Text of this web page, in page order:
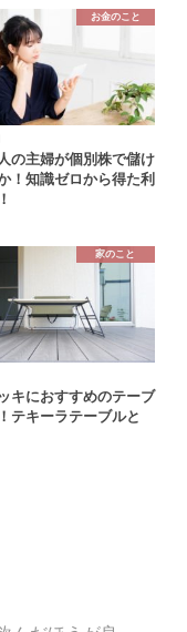
お金のこと
の主婦が個別株で儲け
！知識ゼロから得た利
家のこと
キにおすすめのテーブ
テキーラテーブルと